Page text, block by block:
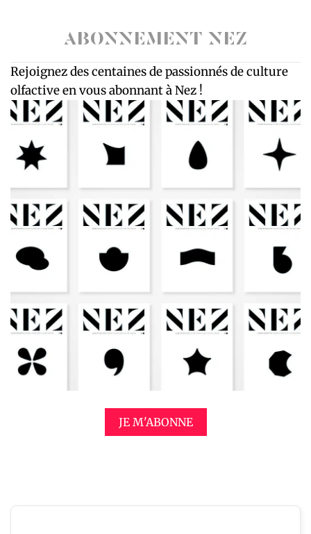
ABONNEMENT NEZ
Rejoignez des centaines de passionnés de culture
olfactive en vous abonnant à Nez !
JE M'ABONNE